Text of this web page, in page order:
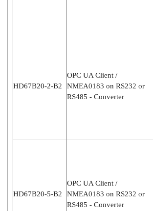
HD67B20-2-B2
OPC UA Client /
NMEA0183 on RS232 or
RS485 - Converter
HD67B20-5-B2
OPC UA Client /
NMEA0183 on RS232 or
RS485 - Converter